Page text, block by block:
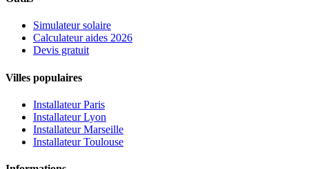
Simulateur solaire
Calculateur aides 2026
Devis gratuit
Villes populaires
Installateur Paris
Installateur Lyon
Installateur Marseille
Installateur Toulouse